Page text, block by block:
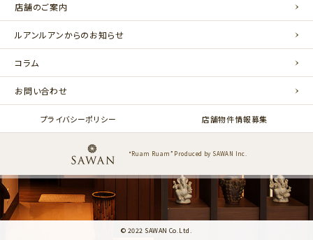
店舗のご案内
ルアンルアンからのお知らせ
コラム
お問い合わせ
プライバシーポリシー 店舗物件情報募集
“Ruam Ruam” Produced by SAWAN Inc.
© 2022 SAWAN Co.Ltd.